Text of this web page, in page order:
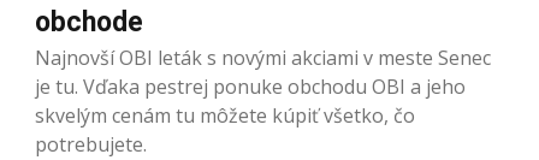
obchode
Najnovší OBI leták s novými akciami v meste Senec
je tu. Vďaka pestrej ponuke obchodu OBI a jeho
skvelým cenám tu môžete kúpiť všetko, čo
potrebujete.